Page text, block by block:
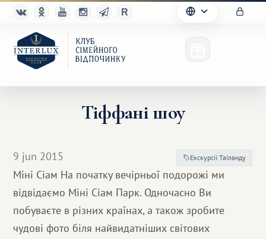
Переваги
Партнерам
Благотворительность
Тіффані шоу
9 jun 2015 Екскурсії Таїланду
Міні Сіам На початку вечірньої подорожі ми
відвідаємо Міні Сіам Парк. Одночасно Ви
побуваєте в різних країнах, а також зробите
чудові фото біля найвидатніших світових